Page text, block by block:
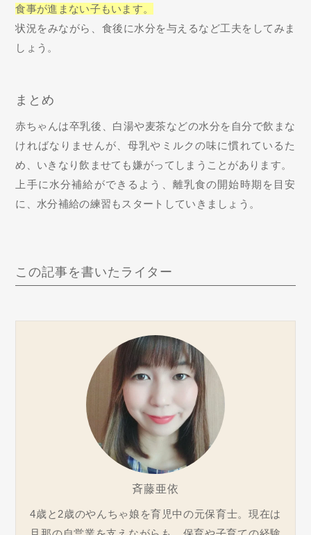
食事が進まない子もいます。
状況をみながら、食後に水分を与えるなど工夫をしてみま
しょう。
まとめ
赤ちゃんは卒乳後、白湯や麦茶などの水分を自分で飲まな
ければなりませんが、母乳やミルクの味に慣れているた
め、いきなり飲ませても嫌がってしまうことがあります。
上手に水分補給ができるよう、離乳食の開始時期を目安
に、水分補給の練習もスタートしていきましょう。
この記事を書いたライター
斉藤亜依
4歳と2歳のやんちゃ娘を育児中の元保育士。現在は